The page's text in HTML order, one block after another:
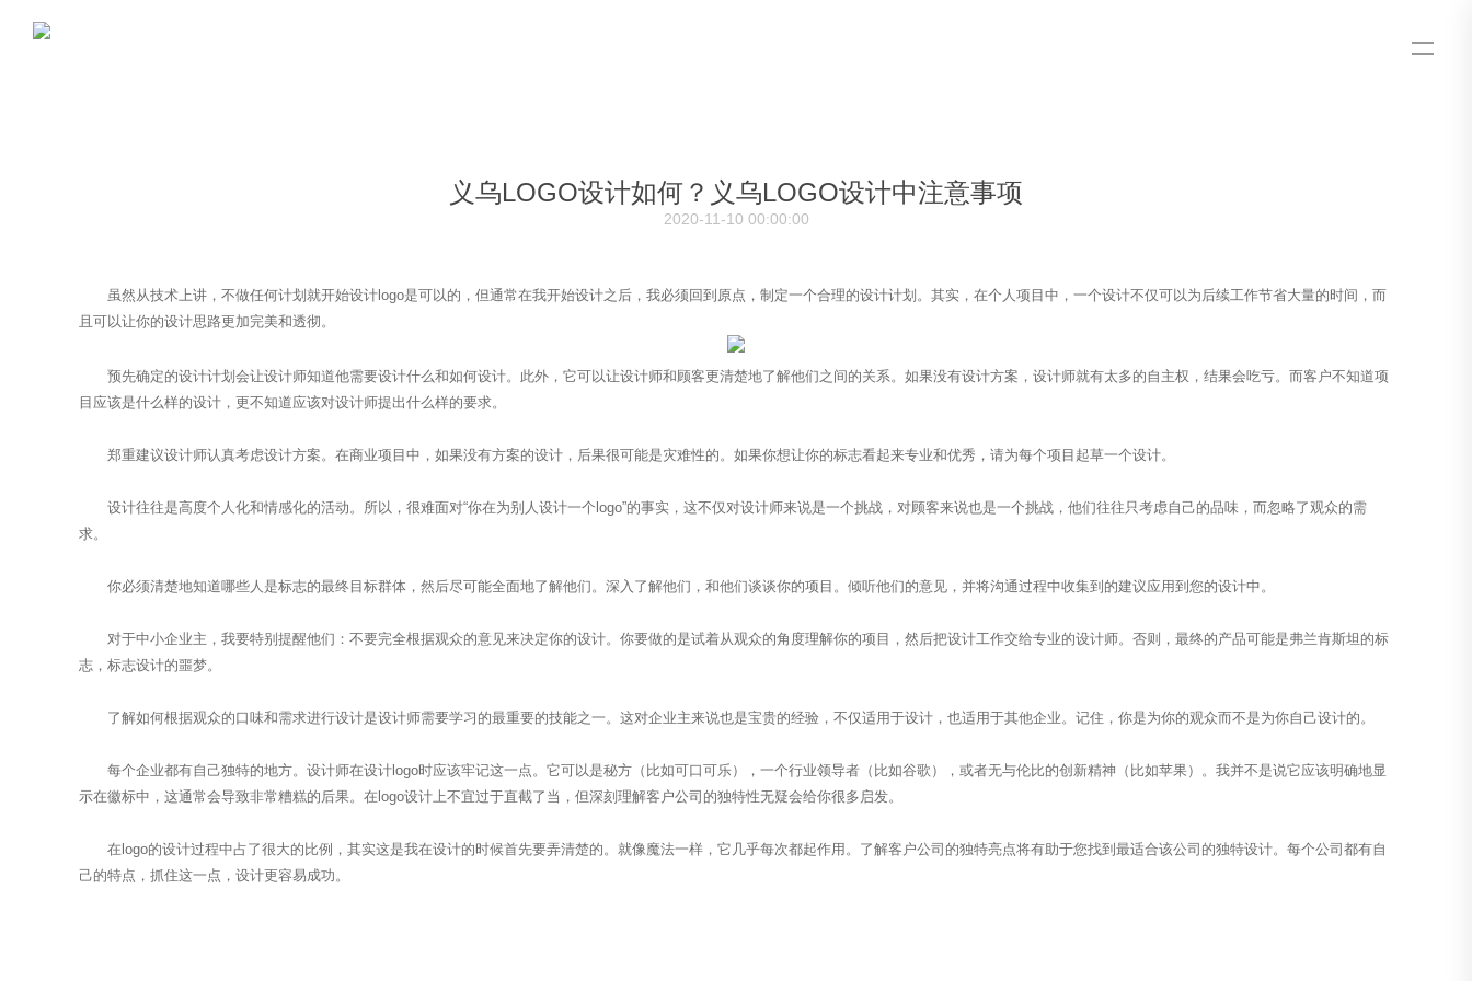
义乌LOGO设计如何？义乌LOGO设计中注意事项
2020-11-10 00:00:00
虽然从技术上讲，不做任何计划就开始设计logo是可以的，但通常在我开始设计之后，我必须回到原点，制定一个合理的设计计划。其实，在个人项目中，一个设计不仅可以为后续工作节省大量的时间，而
且可以让你的设计思路更加完美和透彻。
预先确定的设计计划会让设计师知道他需要设计什么和如何设计。此外，它可以让设计师和顾客更清楚地了解他们之间的关系。如果没有设计方案，设计师就有太多的自主权，结果会吃亏。而客户不知道项
目应该是什么样的设计，更不知道应该对设计师提出什么样的要求。
郑重建议设计师认真考虑设计方案。在商业项目中，如果没有方案的设计，后果很可能是灾难性的。如果你想让你的标志看起来专业和优秀，请为每个项目起草一个设计。
设计往往是高度个人化和情感化的活动。所以，很难面对“你在为别人设计一个logo”的事实，这不仅对设计师来说是一个挑战，对顾客来说也是一个挑战，他们往往只考虑自己的品味，而忽略了观众的需
求。
你必须清楚地知道哪些人是标志的最终目标群体，然后尽可能全面地了解他们。深入了解他们，和他们谈谈你的项目。倾听他们的意见，并将沟通过程中收集到的建议应用到您的设计中。
对于中小企业主，我要特别提醒他们：不要完全根据观众的意见来决定你的设计。你要做的是试着从观众的角度理解你的项目，然后把设计工作交给专业的设计师。否则，最终的产品可能是弗兰肯斯坦的标
志，标志设计的噩梦。
了解如何根据观众的口味和需求进行设计是设计师需要学习的最重要的技能之一。这对企业主来说也是宝贵的经验，不仅适用于设计，也适用于其他企业。记住，你是为你的观众而不是为你自己设计的。
每个企业都有自己独特的地方。设计师在设计logo时应该牢记这一点。它可以是秘方（比如可口可乐），一个行业领导者（比如谷歌），或者无与伦比的创新精神（比如苹果）。我并不是说它应该明确地显
示在徽标中，这通常会导致非常糟糕的后果。在logo设计上不宜过于直截了当，但深刻理解客户公司的独特性无疑会给你很多启发。
在logo的设计过程中占了很大的比例，其实这是我在设计的时候首先要弄清楚的。就像魔法一样，它几乎每次都起作用。了解客户公司的独特亮点将有助于您找到最适合该公司的独特设计。每个公司都有自
己的特点，抓住这一点，设计更容易成功。